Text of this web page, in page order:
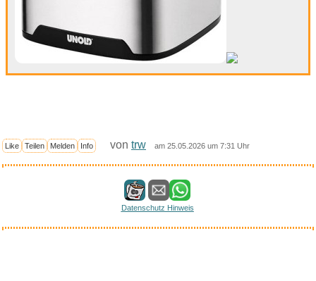
Like Teilen Melden Info von trw am 25.05.2026 um 7:31 Uhr
Datenschutz Hinweis